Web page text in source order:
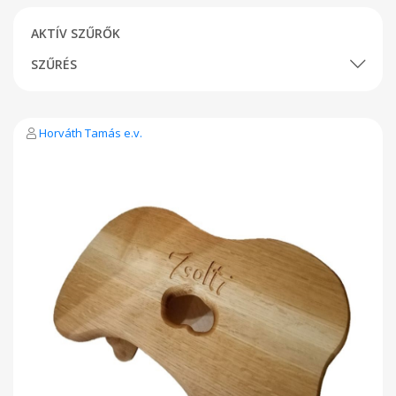
AKTÍV SZŰRŐK
SZŰRÉS
Horváth Tamás e.v.